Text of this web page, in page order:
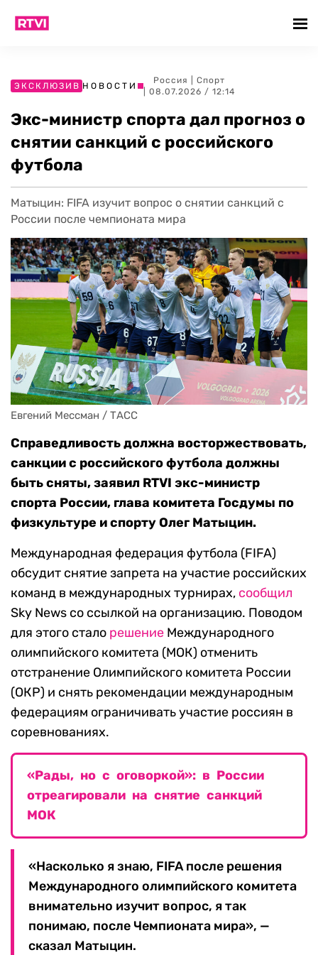
ЭКСКЛЮЗИВ НОВОСТИ
Россия
Спорт
| 08.07.2026 / 12:14
Экс-министр спорта дал прогноз о
снятии санкций с российского
футбола
Матыцин: FIFA изучит вопрос о снятии санкций с
России после чемпионата мира
Евгений Мессман / ТАСС
Справедливость должна восторжествовать,
санкции с российского футбола должны
быть сняты, заявил RTVI экс-министр
спорта России, глава комитета Госдумы по
физкультуре и спорту Олег Матыцин.
Международная федерация футбола (FIFA)
обсудит снятие запрета на участие российских
команд в международных турнирах, сообщил
Sky News со ссылкой на организацию. Поводом
для этого стало решение Международного
олимпийского комитета (МОК) отменить
отстранение Олимпийского комитета России
(ОКР) и снять рекомендации международным
федерациям ограничивать участие россиян в
соревнованиях.
«Рады, но с оговоркой»: в России
отреагировали на снятие санкций
МОК
«Насколько я знаю, FIFA после решения
Международного олимпийского комитета
внимательно изучит вопрос, я так
понимаю, после Чемпионата мира», —
сказал Матыцин.